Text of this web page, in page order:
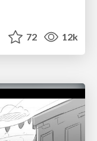
72 12k